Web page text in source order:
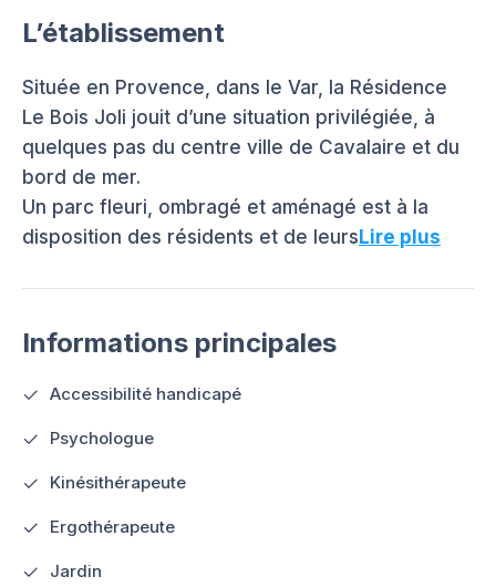
L’établissement
Située en Provence, dans le Var, la Résidence
Le Bois Joli jouit d’une situation privilégiée, à
quelques pas du centre ville de Cavalaire et du
bord de mer.
Un parc fleuri, ombragé et aménagé est à la
disposition des résidents et de leursLire plus
Informations principales
Accessibilité handicapé
Psychologue
Kinésithérapeute
Ergothérapeute
Jardin